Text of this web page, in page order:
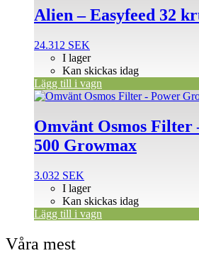
Alien – Easyfeed 32
24.312 SEK
I lager
Kan skickas idag
Lägg till i vagn
Omvänt Osmos Filter
500 Growmax
3.032 SEK
I lager
Kan skickas idag
Lägg till i vagn
Våra mest